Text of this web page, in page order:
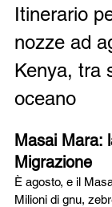
Itinerario
nozze ad
Kenya, tra
oceano
Masai Mara:
Migrazione
È agosto, e il
Milioni di gnu,